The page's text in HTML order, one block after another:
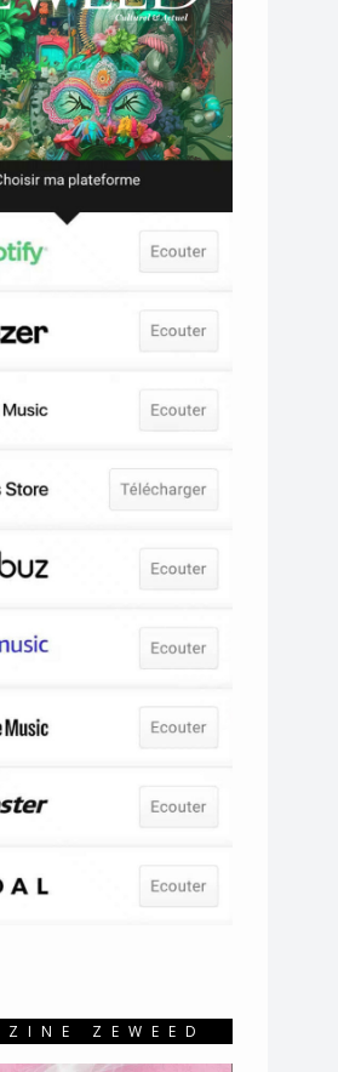
ZEWEED